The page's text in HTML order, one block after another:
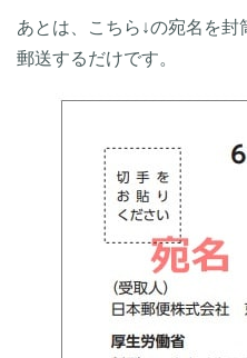
あとは、こちら↓の宛名を封
郵送するだけです。